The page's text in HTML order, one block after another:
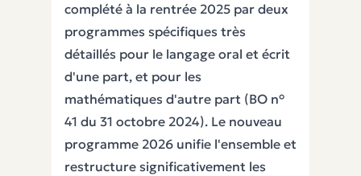
complété à la rentrée 2025 par deux
programmes spécifiques très
détaillés pour le langage oral et écrit
d'une part, et pour les
mathématiques d'autre part (BO n°
41 du 31 octobre 2024). Le nouveau
programme 2026 unifie l'ensemble et
restructure significativement les